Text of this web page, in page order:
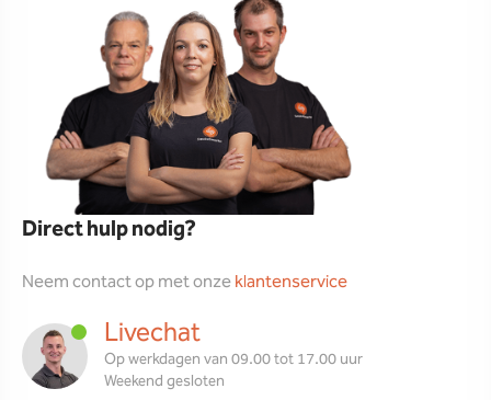
Direct hulp nodig?
Neem contact op met onzeklantenservice
Livechat
Op werkdagen van 09.00 tot 17.00 uur
Weekend gesloten